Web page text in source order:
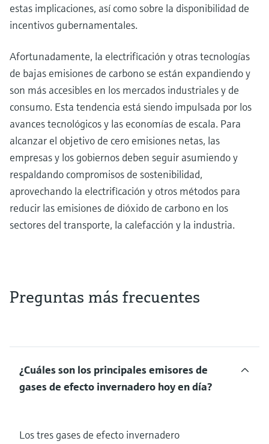
estas implicaciones, así como sobre la disponibilidad de
incentivos gubernamentales.
Afortunadamente, la electrificación y otras tecnologías
de bajas emisiones de carbono se están expandiendo y
son más accesibles en los mercados industriales y de
consumo. Esta tendencia está siendo impulsada por los
avances tecnológicos y las economías de escala. Para
alcanzar el objetivo de cero emisiones netas, las
empresas y los gobiernos deben seguir asumiendo y
respaldando compromisos de sostenibilidad,
aprovechando la electrificación y otros métodos para
reducir las emisiones de dióxido de carbono en los
sectores del transporte, la calefacción y la industria.
Preguntas más frecuentes
¿Cuáles son los principales emisores de
gases de efecto invernadero hoy en día?
Los tres gases de efecto invernadero